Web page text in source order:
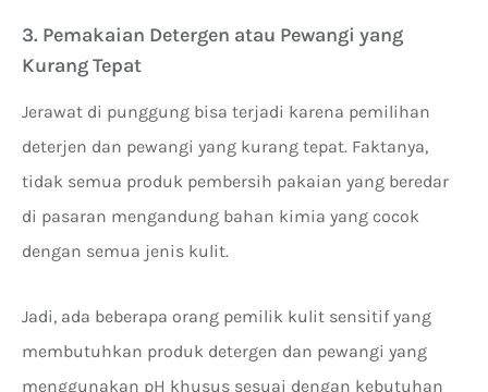
3. Pemakaian Detergen atau Pewangi yang
Kurang Tepat
Jerawat di punggung bisa terjadi karena pemilihan
deterjen dan pewangi yang kurang tepat. Faktanya,
tidak semua produk pembersih pakaian yang beredar
di pasaran mengandung bahan kimia yang cocok
dengan semua jenis kulit.
Jadi, ada beberapa orang pemilik kulit sensitif yang
membutuhkan produk detergen dan pewangi yang
menggunakan pH khusus sesuai dengan kebutuhan